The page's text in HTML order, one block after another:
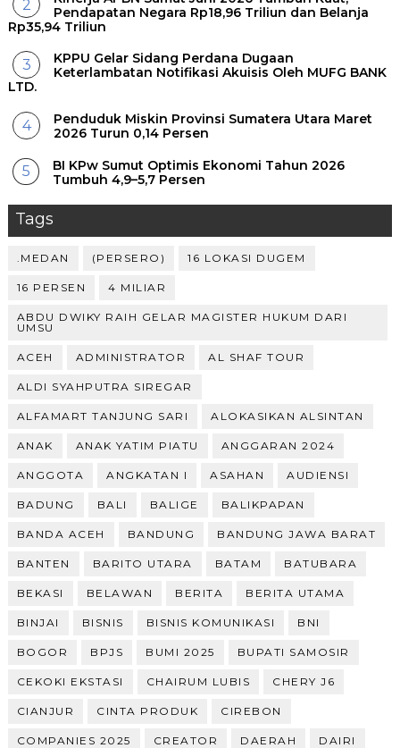
Pendapatan Negara Rp18,96 Triliun dan Belanja
Rp35,94 Triliun
KPPU Gelar Sidang Perdana Dugaan
Keterlambatan Notifikasi Akuisis Oleh MUFG BANK
LTD.
Penduduk Miskin Provinsi Sumatera Utara Maret
2026 Turun 0,14 Persen
BI KPw Sumut Optimis Ekonomi Tahun 2026
Tumbuh 4,9–5,7 Persen
Tags
.MEDAN (PERSERO) 16 LOKASI DUGEM
16 PERSEN 4 MILIAR
ABDU DWIKY RAIH GELAR MAGISTER HUKUM DARI
UMSU
ACEH ADMINISTRATOR AL SHAF TOUR
ALDI SYAHPUTRA SIREGAR
ALFAMART TANJUNG SARI ALOKASIKAN ALSINTAN
ANAK ANAK YATIM PIATU ANGGARAN 2024
ANGGOTA ANGKATAN I ASAHAN AUDIENSI
BADUNG BALI BALIGE BALIKPAPAN
BANDA ACEH BANDUNG BANDUNG JAWA BARAT
BANTEN BARITO UTARA BATAM BATUBARA
BEKASI BELAWAN BERITA BERITA UTAMA
BINJAI BISNIS BISNIS KOMUNIKASI BNI
BOGOR BPJS BUMI 2025 BUPATI SAMOSIR
CEKOKI EKSTASI CHAIRUM LUBIS CHERY J6
CIANJUR CINTA PRODUK CIREBON
COMPANIES 2025 CREATOR DAERAH DAIRI